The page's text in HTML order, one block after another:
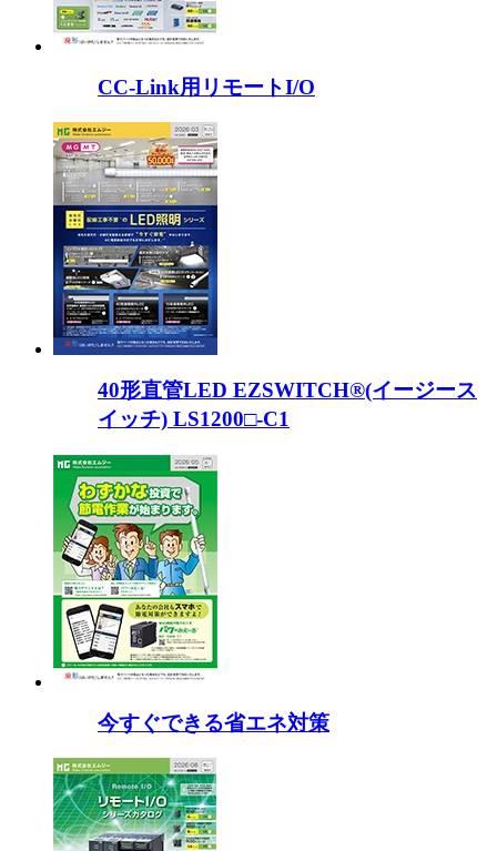
CC-Link用リモートI/O
40形直管LED EZSWITCH®(イージース
イッチ) LS1200□-C1
今すぐできる省エネ対策